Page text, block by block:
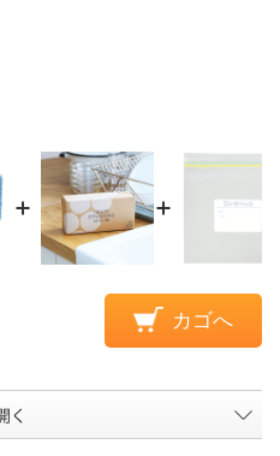
カゴへ
く